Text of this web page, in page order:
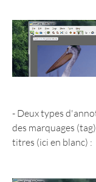
- Deux types
des marquages
titres (ici en blanc) :